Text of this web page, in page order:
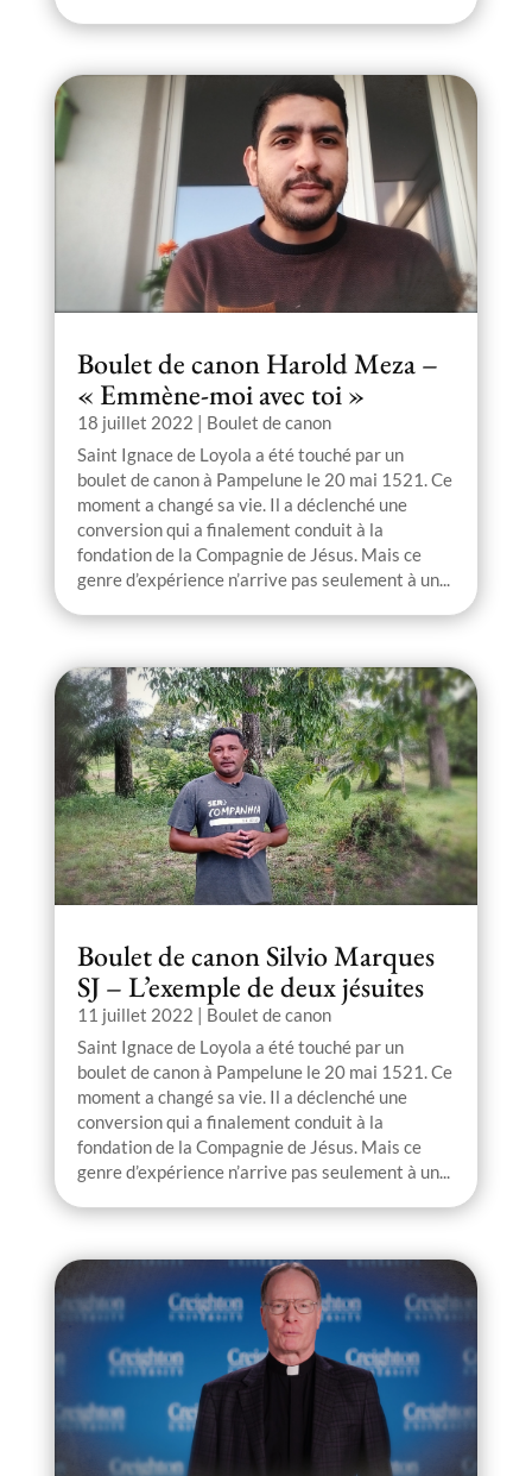
Boulet de canon Harold Meza –
« Emmène-moi avec toi »
18 juillet 2022
Boulet de canon
Saint Ignace de Loyola a été touché par un
boulet de canon à Pampelune le 20 mai 1521. Ce
moment a changé sa vie. Il a déclenché une
conversion qui a finalement conduit à la
fondation de la Compagnie de Jésus. Mais ce
genre d’expérience n’arrive pas seulement à un...
Boulet de canon Silvio Marques
SJ – L’exemple de deux jésuites
11 juillet 2022
Boulet de canon
Saint Ignace de Loyola a été touché par un
boulet de canon à Pampelune le 20 mai 1521. Ce
moment a changé sa vie. Il a déclenché une
conversion qui a finalement conduit à la
fondation de la Compagnie de Jésus. Mais ce
genre d’expérience n’arrive pas seulement à un...